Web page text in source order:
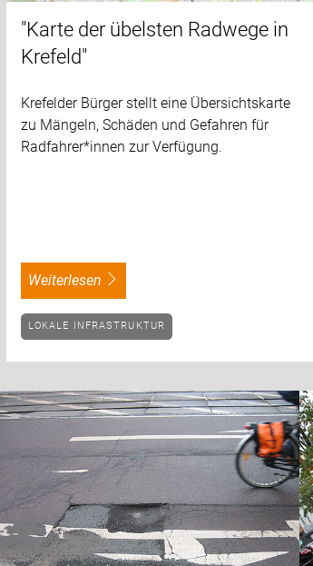
"Karte der übelsten Radwege in
Krefeld"
Krefelder Bürger stellt eine Übersichtskarte
zu Mängeln, Schäden und Gefahren für
Radfahrer*innen zur Verfügung.
weiterlesen
LOKALE INFRASTRUKTUR